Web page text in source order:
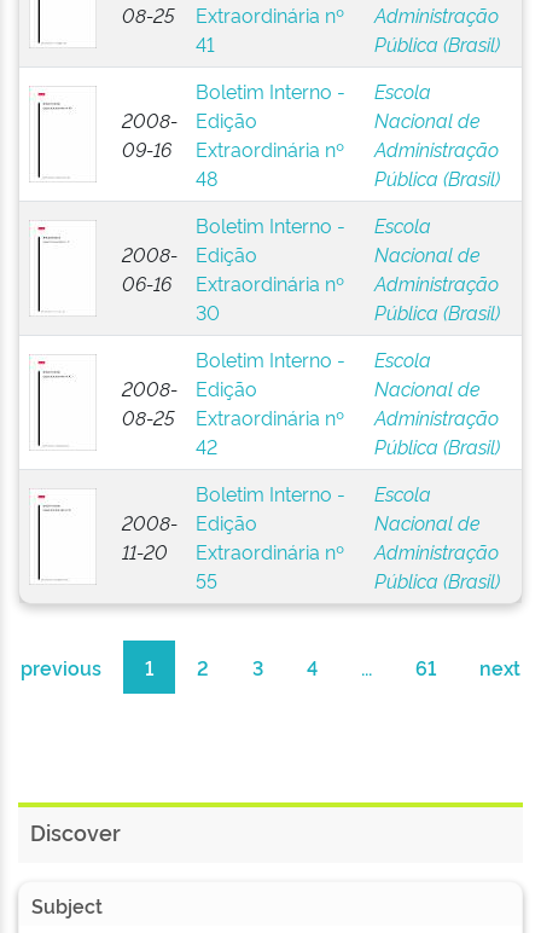
08-25
Extraordinária nº
41
Administração
Pública (Brasil)
2008-
09-16
Boletim Interno -
Edição
Extraordinária nº
48
Escola
Nacional de
Administração
Pública (Brasil)
2008-
06-16
Boletim Interno -
Edição
Extraordinária nº
30
Escola
Nacional de
Administração
Pública (Brasil)
2008-
08-25
Boletim Interno -
Edição
Extraordinária nº
42
Escola
Nacional de
Administração
Pública (Brasil)
2008-
11-20
Boletim Interno -
Edição
Extraordinária nº
55
Escola
Nacional de
Administração
Pública (Brasil)
previous 1 2 3 4 ... 61 next
Discover
Subject